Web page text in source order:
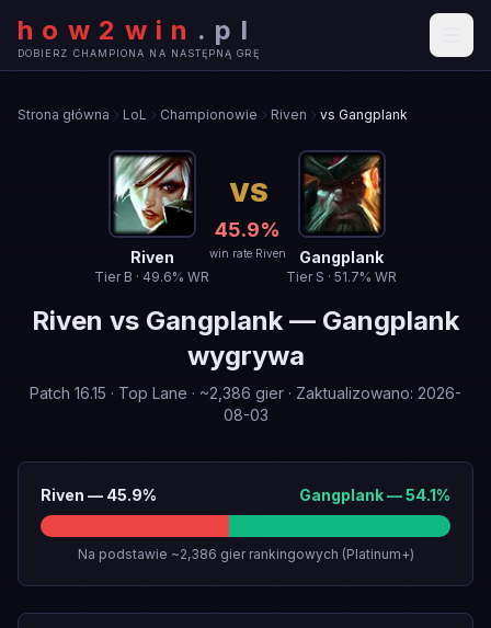
how2win . pl
DOBIERZ CHAMPIONA NA NASTĘPNĄ GRĘ
Strona główna LoL Championowie Riven vs Gangplank
Riven
Tier B · 49.6% WR
VS
45.9%
win rate Riven Gangplank
Tier S · 51.7% WR
Riven vs Gangplank — Gangplank
wygrywa
Patch 16.15 · Top Lane · ~2,386 gier · Zaktualizowano: 2026-
08-03
Riven — 45.9% Gangplank—54.1%
Na podstawie ~2,386 gier rankingowych (Platinum+)